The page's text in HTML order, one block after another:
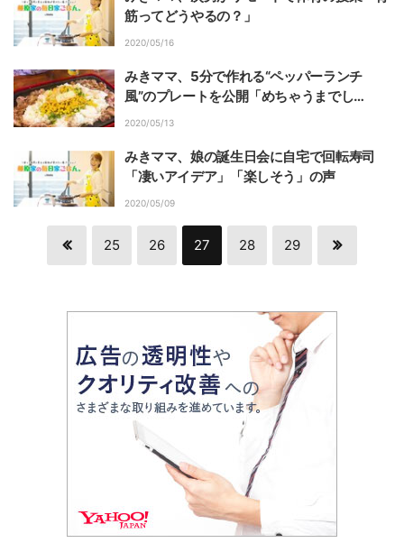
筋ってどうやるの？」
2020/05/16
みきママ、5分で作れる“ペッパーランチ
風”のプレートを公開「めちゃうまでし
ょ？」
2020/05/13
みきママ、娘の誕生日会に自宅で回転寿司
「凄いアイデア」「楽しそう」の声
2020/05/09
25 26 27 28 29